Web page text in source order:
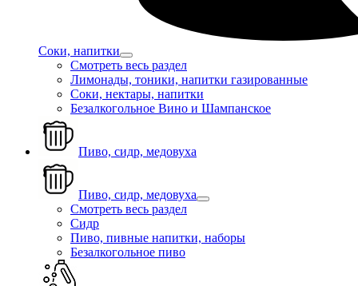
Соки, напитки
Смотреть весь раздел
Лимонады, тоники, напитки газированные
Соки, нектары, напитки
Безалкогольное Вино и Шампанское
Пиво, сидр, медовуха
Пиво, сидр, медовуха
Смотреть весь раздел
Сидр
Пиво, пивные напитки, наборы
Безалкогольное пиво